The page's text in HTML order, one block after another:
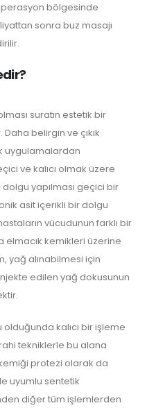
bölgesinde
sonra buz masajı
suratın estetik bir
belirgin ve çıkık
uygulamalardan
ve kalıcı olmak üzere
dolgu yapılması geçici bir
asit içerikli bir dolgu
vücudunun farklı bir
elmacık kemikleri üzerine
yağ alınabilmesi için
edilen yağ dokusunun
kalıcı bir işleme
tekniklerle bu alana
protezi olarak da
uyumlu sentetik
diğer tüm işlemlerden